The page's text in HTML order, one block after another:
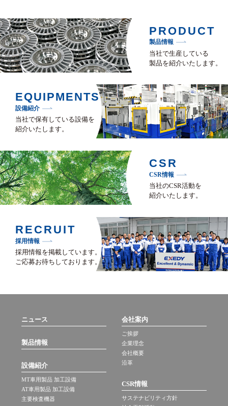
PRODUCT
製品情報
当社で生産している
製品を紹介いたします。
EQUIPMENTS
設備紹介
当社で保有している設備を
紹介いたします。
CSR
CSR情報
当社のCSR活動を
紹介いたします。
RECRUIT
採用情報
採用情報を掲載しています。
ご応募お待ちしております。
ニュース
製品情報
設備紹介
MT車用製品 加工設備
AT車用製品 加工設備
主要検査機器
会社案内
ご挨拶
企業理念
会社概要
沿革
CSR情報
サステナビリティ方針